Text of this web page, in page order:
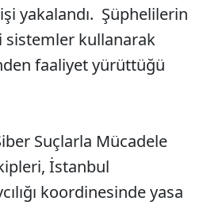
yakalandı. Şüphelilerin
sistemler kullanarak
faaliyet yürüttüğü
Suçlarla Mücadele
İstanbul
koordinesinde yasa